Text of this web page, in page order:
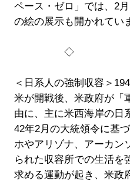
ペース・ゼロ」では、2
の絵の展示も開かれてい
◇
＜日系人の強制収容＞
米が開戦後、米政府が「
由に、主に米西海岸の日
42年2月の大統領令に基
ホやアリゾナ、アーカン
られた収容所での生活を
求める運動が起き、米政